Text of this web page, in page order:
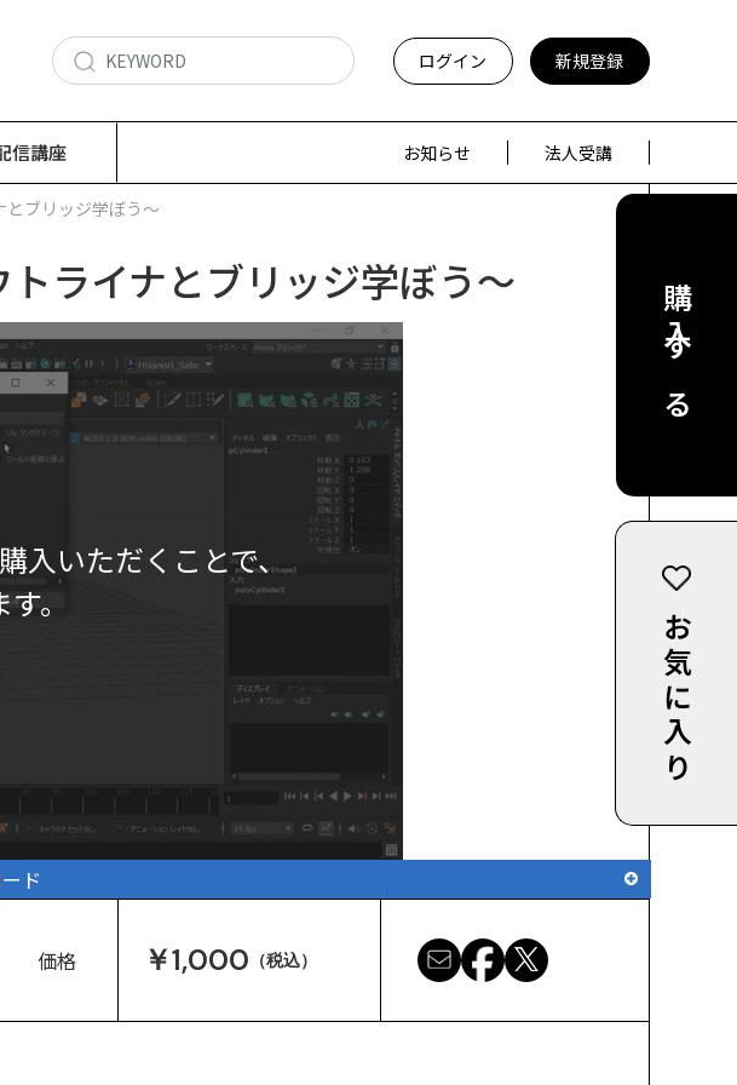
ログイン 新規登録
信講座 お知らせ 法人受講
ブリッジ学ぼう～
ライナとブリッジ学ぼう～
入いただくことで、
。
ド
購入する
お気に入り
価格 ￥1,000 （税込）